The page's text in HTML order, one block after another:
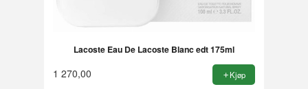
Lacoste Eau De Lacoste Blanc edt 175ml
1 270,00 Kjøp